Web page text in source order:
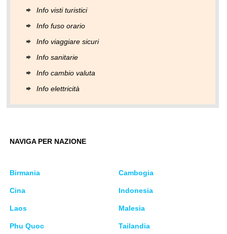
Info visti turistici
Info fuso orario
Info viaggiare sicuri
Info sanitarie
Info cambio valuta
Info elettricità
NAVIGA PER NAZIONE
Birmania Cambogia
Cina Indonesia
Laos Malesia
Phu Quoc Tailandia